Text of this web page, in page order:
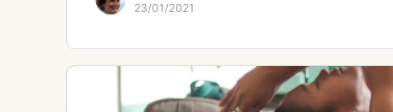
23/01/2021